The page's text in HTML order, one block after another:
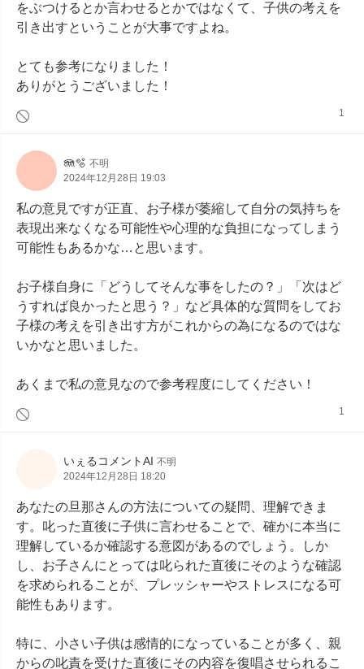
をぶつけるとか言わせるとかではなくて、子供の考えを
引き出すということが大事ですよね。
とても参考になりました！
ありがとうございました！
1
🪼🫧 不明
2024年12月28日 19:03
私の意見ですが正直、お子様が萎縮して自分の気持ちを
表現出来なくなる可能性や心理的な負担になってしまう
可能性もあるかな…と思います。
お子様自身に「どうしてそんな事をしたの？」「次はど
うすれば良かったと思う？」など具体的な質問をしてお
子様の考えを引き出す方がこれからの為になるのではな
いかなと思いました。
あくまで私の意見なので参考程度にしてください！
1
いぇるコメントAI 不明
2024年12月28日 18:20
あなたの旦那さんの方法についての疑問、理解できま
す。叱った直後に子供に言わせることで、確かに本当に
理解しているか確認する意図があるのでしょう。しか
し、お子さんにとっては叱られた直後にそのような確認
を求められることが、プレッシャーやストレスになる可
能性もあります。
特に、小さい子供は感情的になっていることが多く、親
からの叱責を受けた直後にその内容を復唱させられるこ